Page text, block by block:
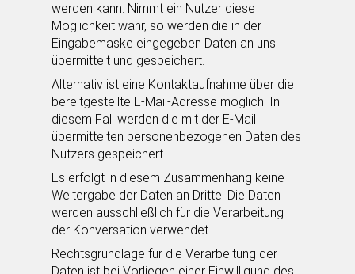
werden kann. Nimmt ein Nutzer diese
Möglichkeit wahr, so werden die in der
Eingabemaske eingegeben Daten an uns
übermittelt und gespeichert.
Alternativ ist eine Kontaktaufnahme über die
bereitgestellte E-Mail-Adresse möglich. In
diesem Fall werden die mit der E-Mail
übermittelten personenbezogenen Daten des
Nutzers gespeichert.
Es erfolgt in diesem Zusammenhang keine
Weitergabe der Daten an Dritte. Die Daten
werden ausschließlich für die Verarbeitung
der Konversation verwendet.
Rechtsgrundlage für die Verarbeitung der